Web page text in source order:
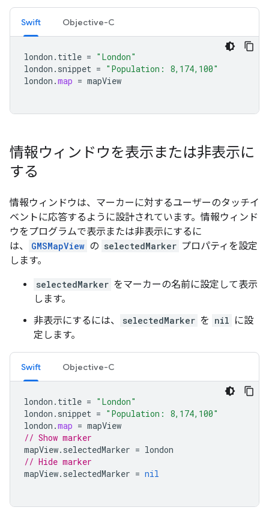
Swift Objective-C
london . title = "London"
london . snippet = "Population: 8,174,100"
london .map = mapView
情報ウィンドウを表示または非表示に
する
情報ウィンドウは、マーカーに対するユーザーのタッチイ
ベントに応答するように設計されています。情報ウィンド
ウをプログラムで表示または非表示にするに
は、
GMSMapView の selectedMarker プロパティを設定
します。
selectedMarker をマーカーの名前に設定して表示
します。
非表示にするには、
selectedMarker を nil に設
定します。
Swift Objective-C
london . title = "London"
london . snippet = "Population: 8,174,100"
london .map = mapView
// Show marker
mapView. selectedMarker = london
// Hide marker
mapView. selectedMarker = nil